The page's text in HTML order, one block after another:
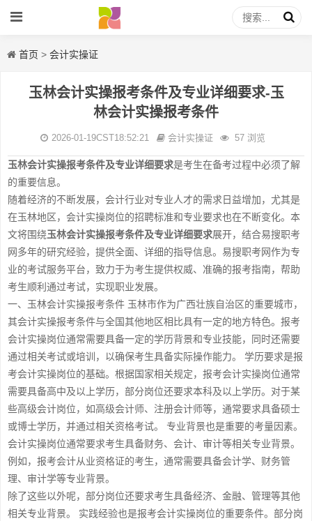
首页 > 会计实操证
玉林会计实操报考条件及专业详细要求-玉
林会计实操报考条件
2026-01-19CST18:52:21 会计实操证 57 浏览
玉林会计实操报考条件及专业详细要求是考生在备考过程中必须了解
的重要信息。
随着经济的不断发展，会计行业对专业人才的需求日益增加，尤其是
在玉林地区，会计实操岗位的招聘标准和专业要求也在不断变化。本
文将围绕玉林会计实操报考条件及专业详细要求展开，结合易搜职考
网多年的研究经验，提供全面、详细的指导信息。易搜职考网作为专
业的考试服务平台，致力于为考生提供权威、准确的报考指南，帮助
考生顺利通过考试，实现职业发展。
一、玉林会计实操报考条件 玉林市作为广西壮族自治区的重要城市，
其会计实操报考条件与全国其他地区相比具有一定的地方特色。报考
会计实操岗位通常需要具备一定的学历背景和专业技能，同时还需要
通过相关考试或培训，以确保考生具备实际操作能力。 学历要求是报
考会计实操岗位的基础。根据国家相关规定，报考会计实操岗位通常
需要具备高中及以上学历，部分岗位还要求本科及以上学历。对于某
些高级会计岗位，如高级会计师、注册会计师等，通常要求具备硕士
或博士学历，并通过相关资格考试。 专业背景也是重要的考量因素。
会计实操岗位通常要求考生具备财务、会计、审计等相关专业背景。
例如，报考会计从业资格证的考生，通常需要具备会计学、财务管
理、审计学等专业背景。
除了这些以外呢，部分岗位还要求考生具备经济、金融、管理等其他
相关专业背景。 实践经验也是报考会计实操岗位的重要条件。部分岗